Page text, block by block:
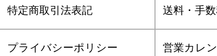
特定商取引法表記 送料・手
プライバシーポリシー 営業カレ